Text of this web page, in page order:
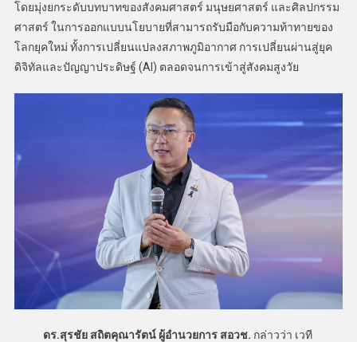
โดยมุ่งยกระดับบทบาทของสังคมศาสตร์ มนุษยศาสตร์ และศิลปกรรม
ศาสตร์ ในการออกแบบนโยบายที่สามารถรับมือกับความท้าทายของ
โลกยุคใหม่ ทั้งการเปลี่ยนแปลงสภาพภูมิอากาศ การเปลี่ยนผ่านสู่ยุค
ดิจิทัลและปัญญาประดิษฐ์ (AI) ตลอดจนการเข้าสู่สังคมสูงวัย
ดร.สุรชัย สถิตคุณารัตน์ ผู้อำนวยการ สอวช. กล่าวว่า เวที